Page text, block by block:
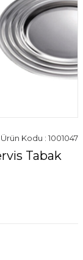
Ürün Kodu : 1001047
Tabak